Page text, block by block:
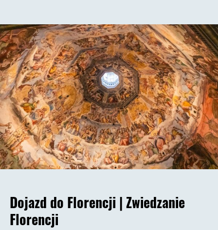
Dojazd do Florencji |Zwiedzanie
Florencji